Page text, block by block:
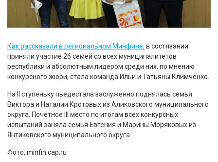
Как рассказали в региональном Минфине, в состязании
приняли участие 26 семей со всех муниципалитетов
республики и абсолютным лидером среди них, по мнению
конкурсного жюри, стала команда Ильи и Татьяны Климченко.
На II ступеньку пьедестала заслуженно поднялась семья
Виктора и Наталии Кротовых из Аликовского муниципального
округа. Почетное III место по итогам всех конкурсных
испытаний заняла семья Евгения и Марины Моряковых из
Янтиковского муниципального округа.
Фото: minfin.cap.ru